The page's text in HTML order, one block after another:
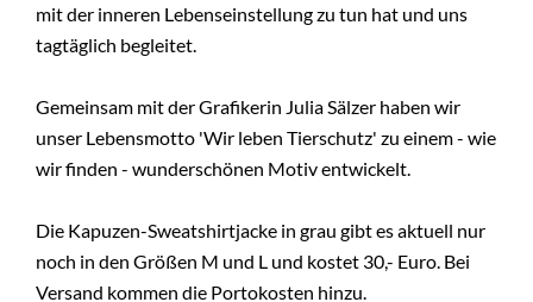
mit der inneren Lebenseinstellung zu tun hat und uns
tagtäglich begleitet.
Gemeinsam mit der Grafikerin Julia Sälzer haben wir
unser Lebensmotto 'Wir leben Tierschutz' zu einem - wie
wir finden - wunderschönen Motiv entwickelt.
Die Kapuzen-Sweatshirtjacke in grau gibt es aktuell nur
noch in den Größen M und L und kostet 30,- Euro. Bei
Versand kommen die Portokosten hinzu.